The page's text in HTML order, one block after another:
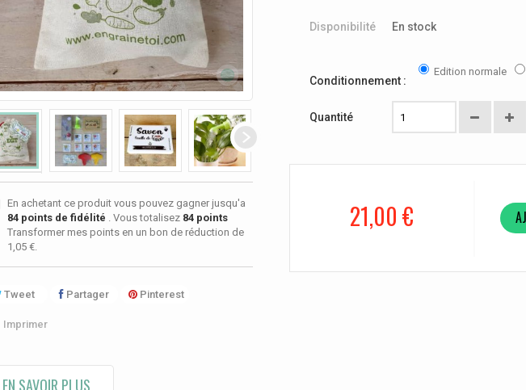
En achetant ce produit vous pouvez gagner jusqu'a
84 points de fidélité . Vous totalisez 84 points
Transformer mes points en un bon de réduction de
1,05 €
Tweet Partager Pinterest
Imprimer
Disponibilité En stock
Conditionnement :
Edition normale
Quantité
21,00 €
EN SAVOIR PLUS